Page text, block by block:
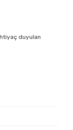
duyulan